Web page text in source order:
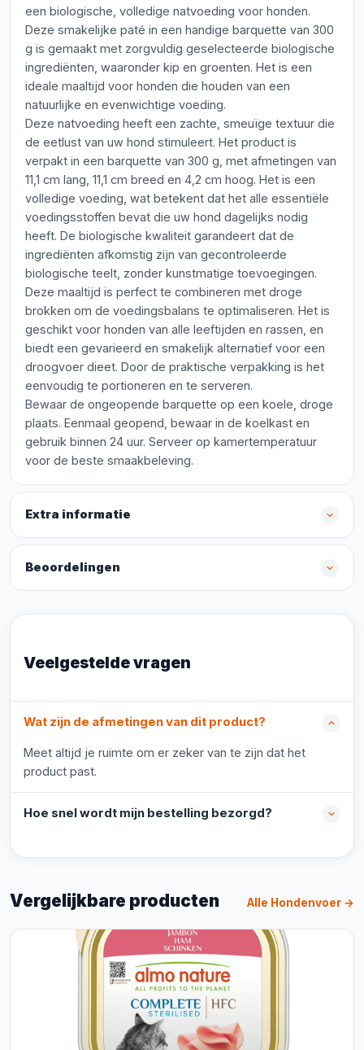
een biologische, volledige natvoeding voor honden.
Deze smakelijke paté in een handige barquette van 300
g is gemaakt met zorgvuldig geselecteerde biologische
ingrediënten, waaronder kip en groenten. Het is een
ideale maaltijd voor honden die houden van een
natuurlijke en evenwichtige voeding.
Deze natvoeding heeft een zachte, smeuïge textuur die
de eetlust van uw hond stimuleert. Het product is
verpakt in een barquette van 300 g, met afmetingen van
11,1 cm lang, 11,1 cm breed en 4,2 cm hoog. Het is een
volledige voeding, wat betekent dat het alle essentiële
voedingsstoffen bevat die uw hond dagelijks nodig
heeft. De biologische kwaliteit garandeert dat de
ingrediënten afkomstig zijn van gecontroleerde
biologische teelt, zonder kunstmatige toevoegingen.
Deze maaltijd is perfect te combineren met droge
brokken om de voedingsbalans te optimaliseren. Het is
geschikt voor honden van alle leeftijden en rassen, en
biedt een gevarieerd en smakelijk alternatief voor een
droogvoer dieet. Door de praktische verpakking is het
eenvoudig te portioneren en te serveren.
Bewaar de ongeopende barquette op een koele, droge
plaats. Eenmaal geopend, bewaar in de koelkast en
gebruik binnen 24 uur. Serveer op kamertemperatuur
voor de beste smaakbeleving.
Extra informatie
Beoordelingen
Veelgestelde vragen
Wat zijn de afmetingen van dit product?
Meet altijd je ruimte om er zeker van te zijn dat het
product past.
Hoe snel wordt mijn bestelling bezorgd?
Vergelijkbare producten Alle Hondenvoer →